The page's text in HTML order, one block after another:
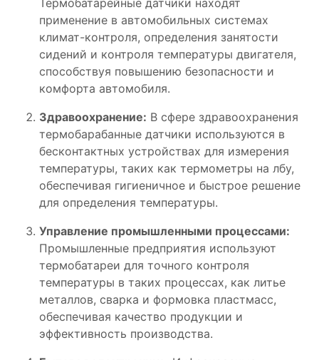
применение в автомобильных системах
климат-контроля, определения занятости
сидений и контроля температуры двигателя,
способствуя повышению безопасности и
комфорта автомобиля.
Здравоохранение: В сфере здравоохранения
термобарабанные датчики используются в
бесконтактных устройствах для измерения
температуры, таких как термометры на лбу,
обеспечивая гигиеничное и быстрое решение
для определения температуры.
Управление промышленными процессами:
Промышленные предприятия используют
термобатареи для точного контроля
температуры в таких процессах, как литье
металлов, сварка и формовка пластмасс,
обеспечивая качество продукции и
эффективность производства.